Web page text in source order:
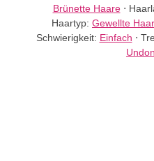
Brünette Haare⋅
Haartyp: Gewellte
Schwierigkeit: Einfach ⋅